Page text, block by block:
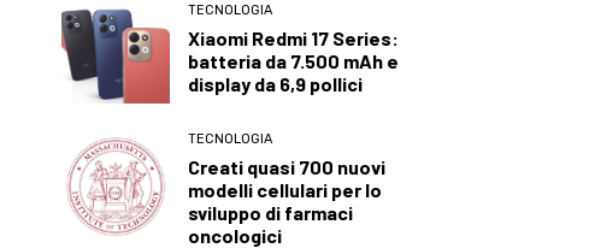
TECNOLOGIA
Xiaomi Redmi 17 Series:
batteria da 7.500 mAh e
display da 6,9 pollici
TECNOLOGIA
Creati quasi 700 nuovi
modelli cellulari per lo
sviluppo di farmaci
oncologici